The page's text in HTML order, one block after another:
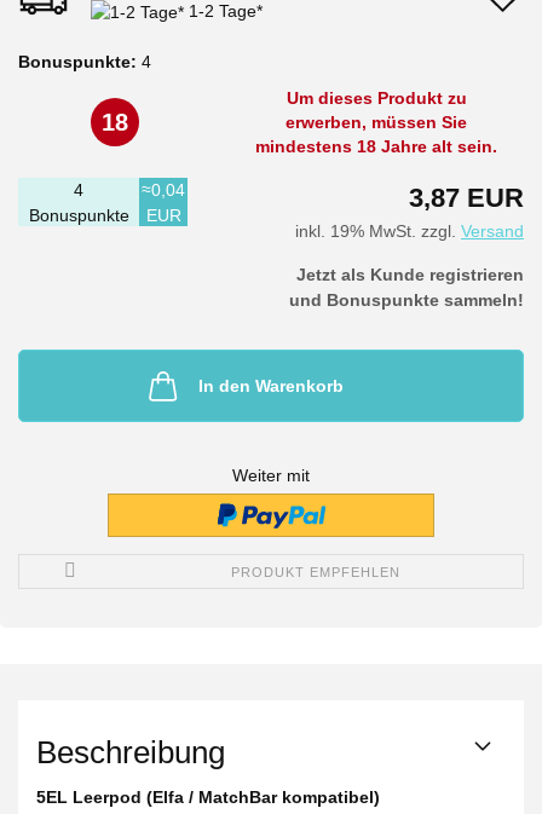
1-2 Tage*
Bonuspunkte: 4
18
Um dieses Produkt zu
erwerben, müssen Sie
mindestens 18 Jahre alt sein.
3,87 EUR
inkl. 19% MwSt. zzgl. Versand
4
Bonuspunkte
≈0,04
EUR
Jetzt als Kunde registrieren
und Bonuspunkte sammeln!
In den Warenkorb
Weiter mit
PRODUKT EMPFEHLEN
Beschreibung
5EL Leerpod (Elfa / MatchBar kompatibel)